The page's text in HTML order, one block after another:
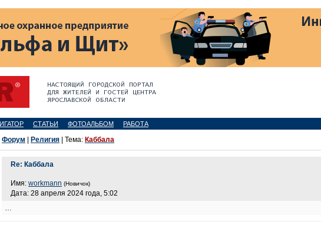
СТАТЬИ ФОТОАЛЬБОМ РАБОТА
Форум Религия | Тема: Каббала
Re: Каббала
Имя: workmann (Новичок)
Дата: 28 апреля 2024 года, 5:02
…